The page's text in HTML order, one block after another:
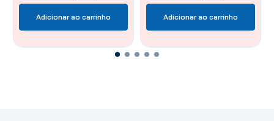
Adicionar ao carrinho Adicionar ao carrinho